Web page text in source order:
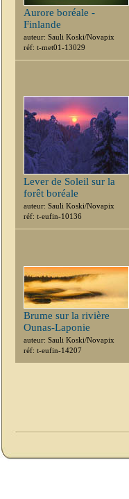
Aurore boréale -
Finlande
auteur: Sauli Koski/Novapix
réf: t-met01-13029
Lever de Soleil sur la
forêt boréale
auteur: Sauli Koski/Novapix
réf: t-eufin-10136
Brume sur la rivière
Ounas-Laponie
auteur: Sauli Koski/Novapix
réf: t-eufin-14207